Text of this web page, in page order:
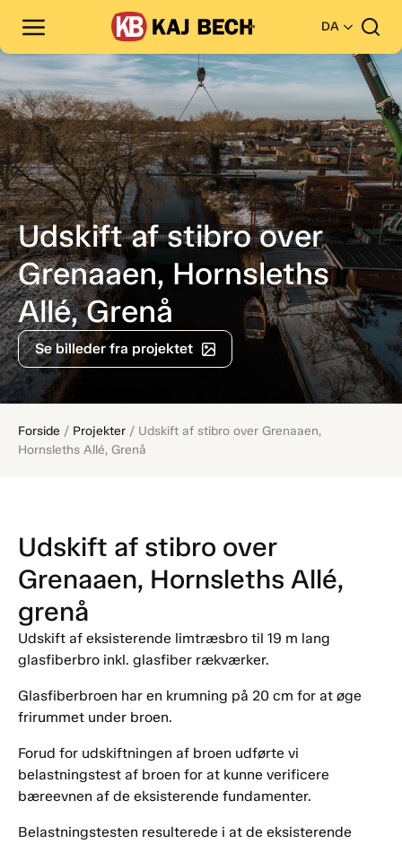
DA
Udskift af stibro over
Grenaaen, Hornsleths
Allé, Grenå
Se billeder fra projektet
Forside / Projekter / Udskift af stibro over Grenaaen,
Hornsleths Allé, Grenå
Udskift af stibro over
Grenaaen, Hornsleths Allé,
grenå
Udskift af eksisterende limtræsbro til 19 m lang
glasfiberbro inkl. glasfiber rækværker.
Glasfiberbroen har en krumning på 20 cm for at øge
frirummet under broen.
Forud for udskiftningen af broen udførte vi
belastningstest af broen for at kunne verificere
bæreevnen af de eksisterende fundamenter.
Belastningstesten resulterede i at de eksisterende